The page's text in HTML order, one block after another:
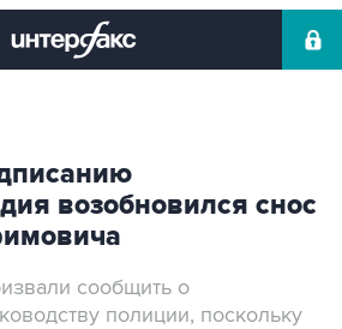
возобновился снос
сообщить о
полиции, поскольку